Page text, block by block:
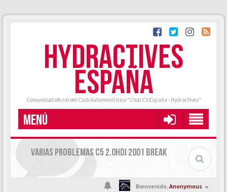
HYDRACTIVES
ESPAÑA
Comunidad oficial del Club Automovilístico "Club C5 España - Hydractives"
MENÚ
VARIAS PROBLEMAS C5 2.0HDI 2001 BREAK
Bienvenido,Anonymous